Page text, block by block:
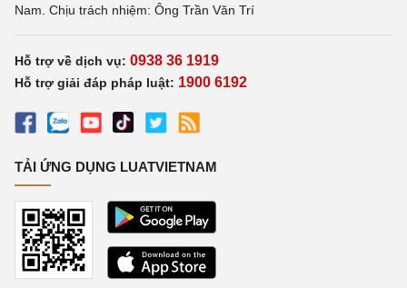
Nam. Chịu trách nhiệm: Ông Trần Văn Trí
Hỗ trợ về dịch vụ: 0938 36 1919
Hỗ trợ giải đáp pháp luật: 1900 6192
TẢI ỨNG DỤNG LUATVIETNAM